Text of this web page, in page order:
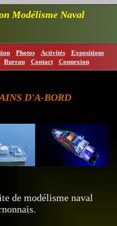
Modélisme Naval
Photos Activités
Expositions
Bureau Contact Connexion
D'A-BORD
de modélisme naval